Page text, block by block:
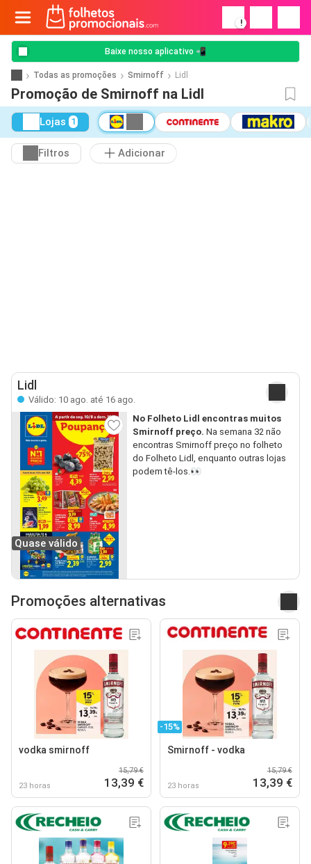
!
Baixe nosso aplicativo 📲
Todas as promoções Smirnoff Lidl
Promoção de Smirnoff na Lidl
Lojas 1
Filtros Adicionar
Lidl
Válido: 10 ago. até 16 ago.
Quase válido
No Folheto Lidl encontras muitos
Smirnoff preço. Na semana 32 não
encontras Smirnoff preço no folheto
do Folheto Lidl, enquanto outras lojas
podem tê-los.👀
Promoções alternativas
vodka smirnoff
23 horas
15,79 €
13,39 €
-15%
Smirnoff - vodka
23 horas
15,79 €
13,39 €